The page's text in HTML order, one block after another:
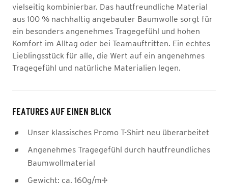
vielseitig kombinierbar. Das hautfreundliche Material
aus 100 % nachhaltig angebauter Baumwolle sorgt für
ein besonders angenehmes Tragegefühl und hohen
Komfort im Alltag oder bei Teamauftritten. Ein echtes
Lieblingsstück für alle, die Wert auf ein angenehmes
Tragegefühl und natürliche Materialien legen.
FEATURES AUF EINEN BLICK
Unser klassisches Promo T-Shirt neu überarbeitet
Angenehmes Tragegefühl durch hautfreundliches
Baumwollmaterial
Gewicht: ca. 160g/m²